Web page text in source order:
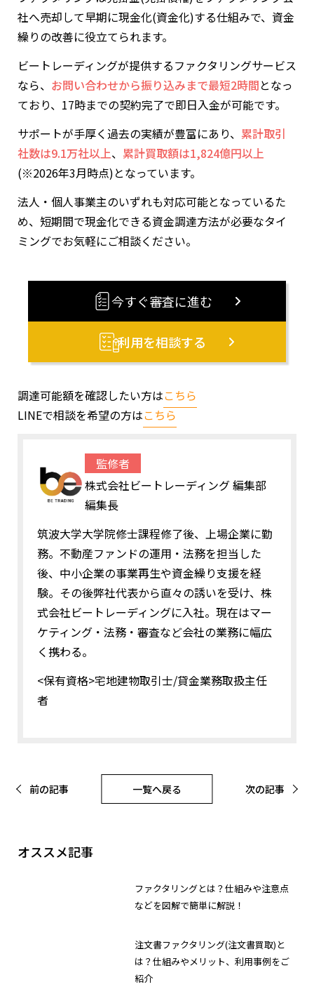
社へ売却して早期に現金化(資金化)する仕組みで、資金
繰りの改善に役立てられます。
ビートレーディングが提供するファクタリングサービス
なら、 お問い合わせから振り込みまで最短2時間となっ
ており、17時までの契約完了で即日入金が可能です。
サポートが手厚く過去の実績が豊富にあり、 累計取引
社数は9.1万社以上、 累計買取額は1,824億円以上
(※2026年3月時点)となっています。
法人・個人事業主のいずれも対応可能となっているた
め、短期間で現金化できる資金調達方法が必要なタイ
ミングでお気軽にご相談ください。
今すぐ審査に進む
利用を相談する
調達可能額を確認したい方はこちら
LINEで相談を希望の方はこちら
監修者
株式会社ビートレーディング 編集部
編集長
筑波大学大学院修士課程修了後、上場企業に勤
務。不動産ファンドの運用・法務を担当した
後、中小企業の事業再生や資金繰り支援を経
験。その後弊社代表から直々の誘いを受け、株
式会社ビートレーディングに入社。現在はマー
ケティング・法務・審査など会社の業務に幅広
く携わる。
<保有資格>宅地建物取引士/貸金業務取扱主任
者
前の記事 一覧へ戻る 次の記事
オススメ記事
ファクタリングとは？仕組みや注意点
などを図解で簡単に解説！
注文書ファクタリング(注文書買取)と
は？仕組みやメリット、利用事例をご
紹介